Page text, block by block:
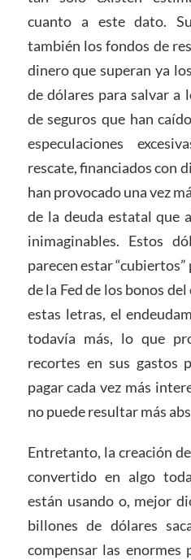
cuanto a este dato.
también los fondos de
dinero que superan ya
de dólares para salvar a
de seguros que han
especulaciones
rescate, financiados con
han provocado una vez
de la deuda estatal que
inimaginables. Estos
parecen estar
de la Fed de los bonos
estas letras, el
todavía más, lo que
recortes en sus gastos
pagar cada vez más
no puede resultar más
Entretanto, la creación
convertido en algo
están usando o, mejor
billones de dólares
compensar las enormes